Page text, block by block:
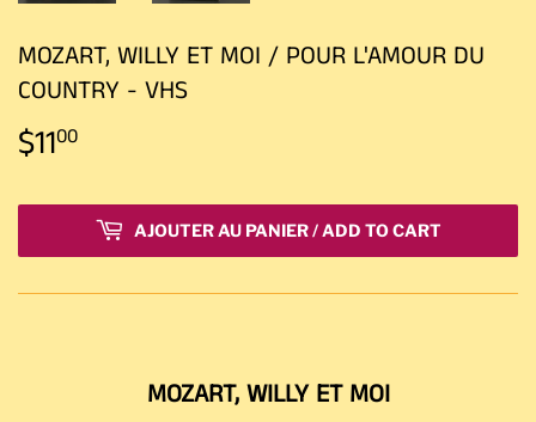
MOZART, WILLY ET MOI / POUR L'AMOUR DU
COUNTRY - VHS
$1100
AJOUTER AU PANIER / ADD TO CART
MOZART, WILLY ET MOI